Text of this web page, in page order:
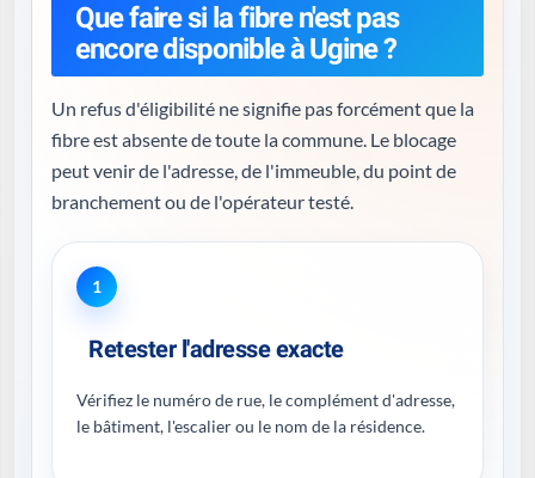
Que faire si la fibre n'est pas
encore disponible à Ugine ?
Un refus d'éligibilité ne signifie pas forcément que la
fibre est absente de toute la commune. Le blocage
peut venir de l'adresse, de l'immeuble, du point de
branchement ou de l'opérateur testé.
1
Retester l'adresse exacte
Vérifiez le numéro de rue, le complément d'adresse,
le bâtiment, l'escalier ou le nom de la résidence.